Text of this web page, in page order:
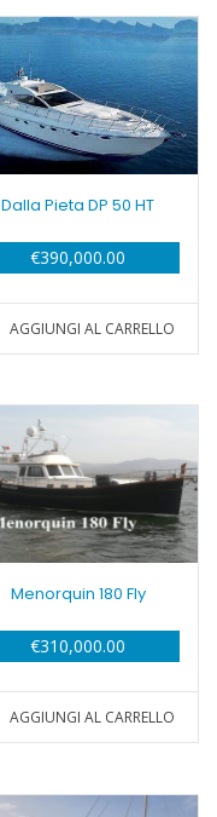
Dalla Pieta DP 50 HT
€390,000.00
AGGIUNGI AL CARRELLO
Menorquin 180 Fly
€310,000.00
AGGIUNGI AL CARRELLO